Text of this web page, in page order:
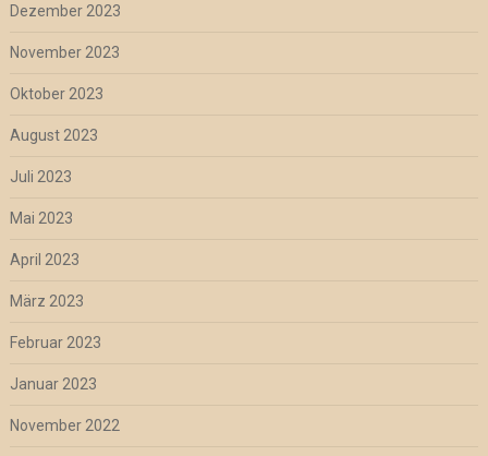
Dezember 2023
November 2023
Oktober 2023
August 2023
Juli 2023
Mai 2023
April 2023
März 2023
Februar 2023
Januar 2023
November 2022